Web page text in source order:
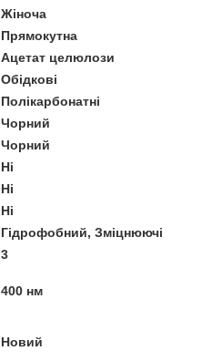
Жіноча
Прямокутна
Ацетат целюлози
Обідкові
Полікарбонатні
Чорний
Чорний
Ні
Ні
Ні
Гідрофобний, Зміцнюючі
3
400 нм
Новий